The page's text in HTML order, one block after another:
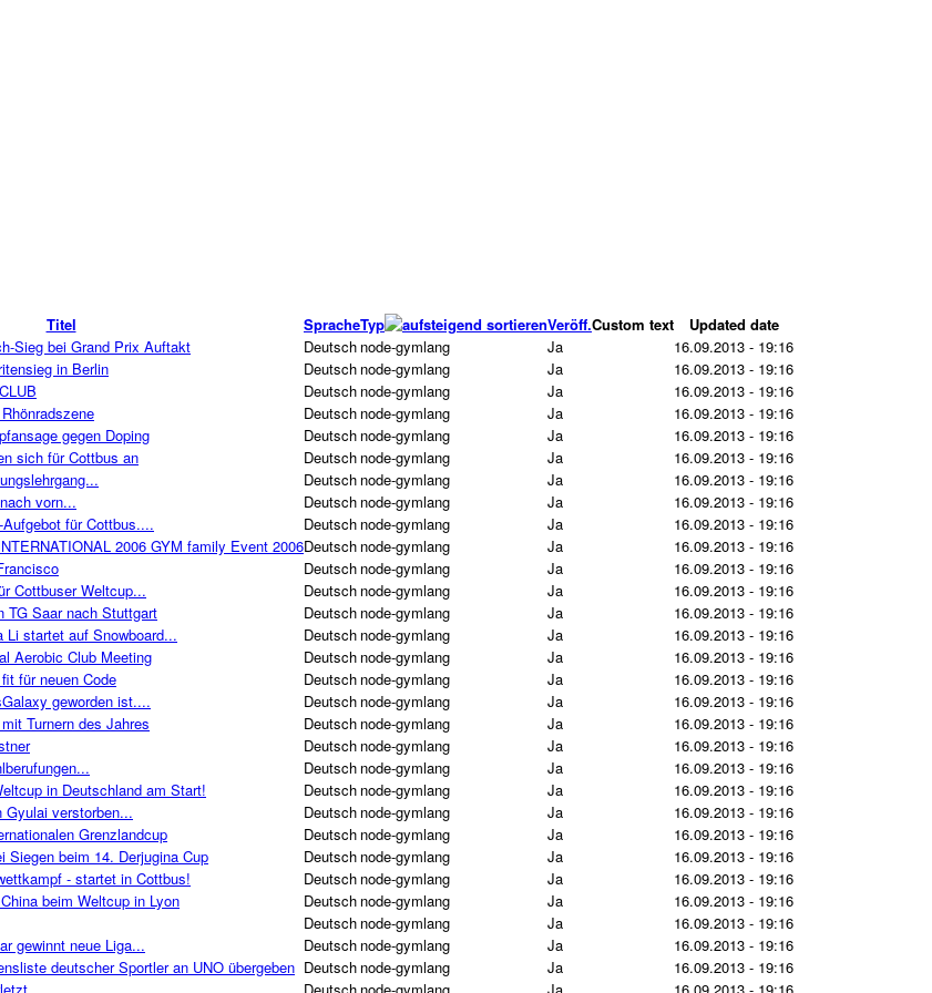
Titel SpracheTyp Veröff.Custom text
Updated date
Sieg bei Grand Prix Auftakt Deutsch node-gymlang Ja
16.09.2013 - 19:16
in Berlin Deutsch node-gymlang Ja
16.09.2013 - 19:16
Deutsch node-gymlang Ja
16.09.2013 - 19:16
Deutsch node-gymlang Ja
16.09.2013 - 19:16
gegen Doping Deutsch node-gymlang Ja
16.09.2013 - 19:16
sich für Cottbus an Deutsch node-gymlang Ja
16.09.2013 - 19:16
Deutsch node-gymlang Ja
16.09.2013 - 19:16
vorn... Deutsch node-gymlang Ja
16.09.2013 - 19:16
für Cottbus.... Deutsch node-gymlang Ja
16.09.2013 - 19:16
2006 GYM family Event 2006Deutsch node-gymlang Ja
16.09.2013 - 19:16
Deutsch node-gymlang Ja
16.09.2013 - 19:16
Cottbuser Weltcup... Deutsch node-gymlang Ja
16.09.2013 - 19:16
TG Saar nach Stuttgart Deutsch node-gymlang Ja
16.09.2013 - 19:16
Li startet auf Snowboard... Deutsch node-gymlang Ja
16.09.2013 - 19:16
Aerobic Club Meeting Deutsch node-gymlang Ja
16.09.2013 - 19:16
für neuen Code Deutsch node-gymlang Ja
16.09.2013 - 19:16
geworden ist.... Deutsch node-gymlang Ja
16.09.2013 - 19:16
Turnern des Jahres Deutsch node-gymlang Ja
16.09.2013 - 19:16
Deutsch node-gymlang Ja
16.09.2013 - 19:16
Deutsch node-gymlang Ja
16.09.2013 - 19:16
in Deutschland am Start! Deutsch node-gymlang Ja
16.09.2013 - 19:16
Gyulai verstorben... Deutsch node-gymlang Ja
16.09.2013 - 19:16
Grenzlandcup Deutsch node-gymlang Ja
16.09.2013 - 19:16
Siegen beim 14. Derjugina Cup Deutsch node-gymlang Ja
16.09.2013 - 19:16
- startet in Cottbus! Deutsch node-gymlang Ja
16.09.2013 - 19:16
beim Weltcup in Lyon Deutsch node-gymlang Ja
16.09.2013 - 19:16
Deutsch node-gymlang Ja
16.09.2013 - 19:16
gewinnt neue Liga... Deutsch node-gymlang Ja
16.09.2013 - 19:16
deutscher Sportler an UNO übergeben Deutsch node-gymlang Ja
16.09.2013 - 19:16